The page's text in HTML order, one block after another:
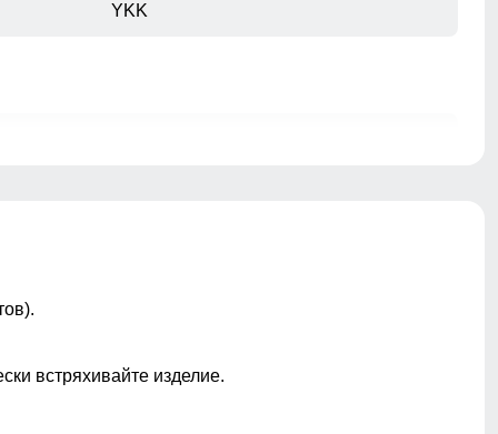
YKK
Молния
встряхивайте изделие.